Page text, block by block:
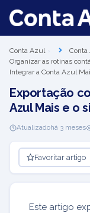
Conta Azul
Organizar as rotinas
Integrar a Conta Azul
Exportação
Azul Mais e o
Atualizadohá 3 meses
Favoritar artigo
Este artigo